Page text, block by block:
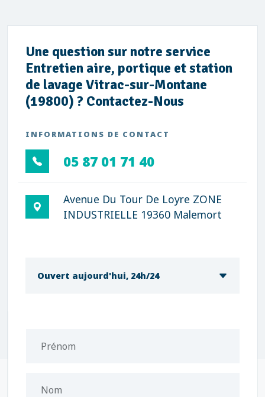
Une question sur notre service
Entretien aire, portique et station
de lavage Vitrac-sur-Montane
(19800) ? Contactez-Nous
INFORMATIONS DE CONTACT
05 87 01 71 40
Avenue Du Tour De Loyre ZONE
INDUSTRIELLE 19360 Malemort
Ouvert aujourd'hui, 24h/24
Prénom
Nom